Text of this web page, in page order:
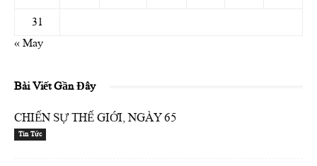
31
« May
Bài Viết Gần Đây
CHIẾN SỰ THẾ GIỚI, NGÀY 65
Tin Tức